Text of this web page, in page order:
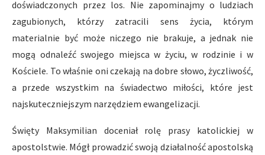
doświadczonych przez los. Nie zapominajmy o ludziach
zagubionych, którzy zatracili sens życia, którym
materialnie być może niczego nie brakuje, a jednak nie
mogą odnaleźć swojego miejsca w życiu, w rodzinie i w
Kościele. To właśnie oni czekają na dobre słowo, życzliwość,
a przede wszystkim na świadectwo miłości, które jest
najskuteczniejszym narzędziem ewangelizacji.
Święty Maksymilian doceniał rolę prasy katolickiej w
apostolstwie. Mógł prowadzić swoją działalność apostolską